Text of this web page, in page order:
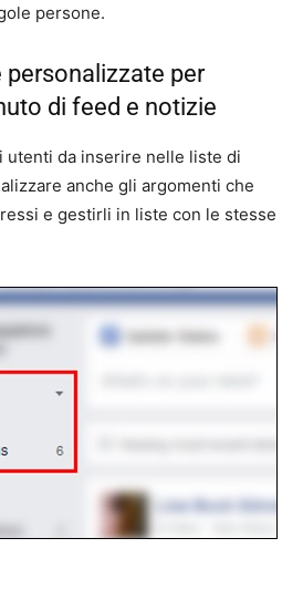
persone.
personalizzate per
di feed e notizie
utenti da inserire nelle liste di
anche gli argomenti che
e gestirli in liste con le stesse